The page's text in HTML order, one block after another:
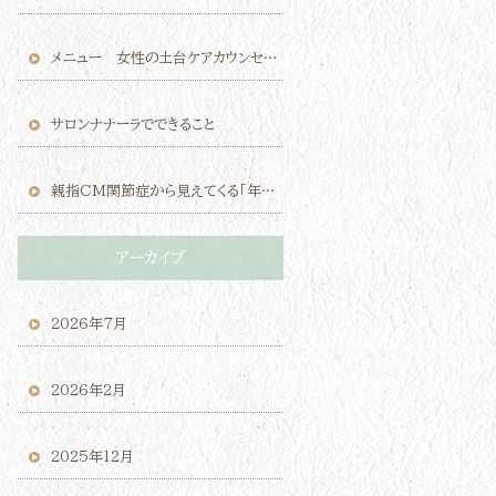
メニュー 女性の土台ケアカウンセリング（モニター価格）のご案内
サロンナナーラでできること
親指CM関節症から見えてくる「年齢のせい」にしないケアの考え方
アーカイブ
2026年7月
2026年2月
2025年12月